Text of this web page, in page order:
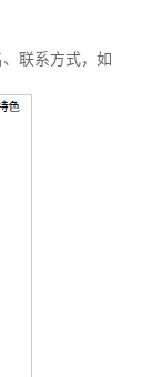
联系方式，如